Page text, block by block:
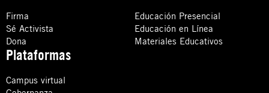
Firma
Sé Activista
Dona
Educación Presencial
Educación en Línea
Materiales Educativos
Plataformas
Campus virtual